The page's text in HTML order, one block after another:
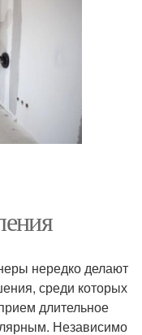
нередко делают
среди которых
длительное
Независимо